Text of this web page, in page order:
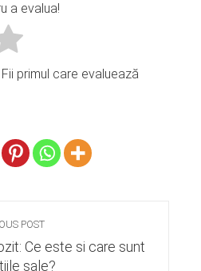
a evalua!
primul care evaluează
POST
Ce este si care sunt
sale?